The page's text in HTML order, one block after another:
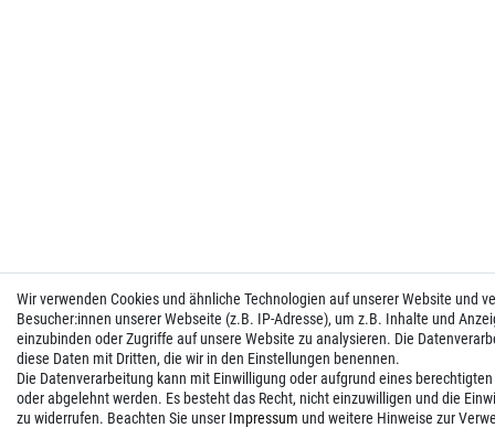
Wir verwenden Cookies und ähnliche Technologien auf unserer Website und
Besucher:innen unserer Webseite (z.B. IP-Adresse), um z.B. Inhalte und
einzubinden oder Zugriffe auf unsere Website zu analysieren. Die
diese Daten mit Dritten, die wir in den Einstellungen benennen.
Die Datenverarbeitung kann mit Einwilligung oder aufgrund eines
oder abgelehnt werden. Es besteht das Recht, nicht einzuwilligen und die
zu widerrufen. Beachten Sie unser Impressum und weitere Hinweise zur